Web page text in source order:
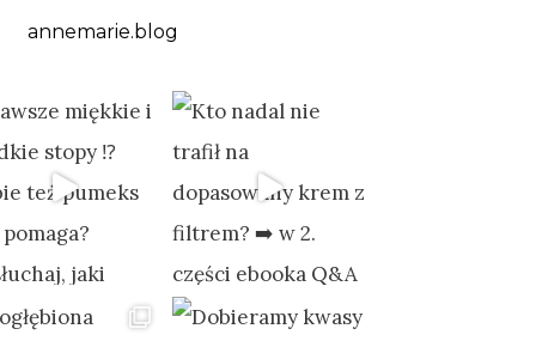
annemarie.blog